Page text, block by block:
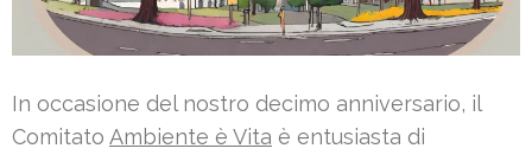
In occasione del nostro decimo anniversario, il
Comitato Ambiente è Vita è entusiasta di